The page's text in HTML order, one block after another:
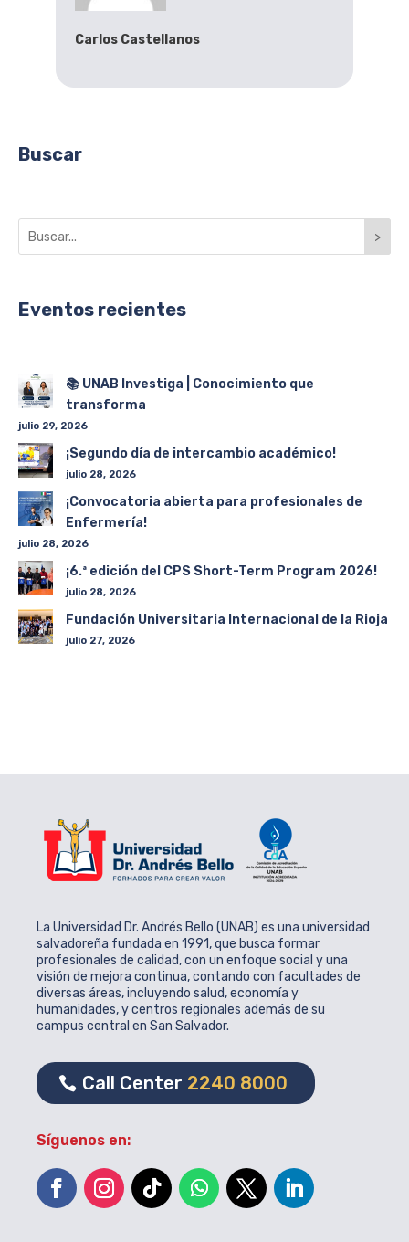
Carlos Castellanos
Buscar
>
Eventos recientes
📚 UNAB Investiga | Conocimiento que
transforma
julio 29, 2026
¡Segundo día de intercambio académico!
julio 28, 2026
¡Convocatoria abierta para profesionales de
Enfermería!
julio 28, 2026
¡6.ª edición del CPS Short-Term Program 2026!
julio 28, 2026
Fundación Universitaria Internacional de la Rioja
julio 27, 2026
La Universidad Dr. Andrés Bello (UNAB) es una universidad
salvadoreña fundada en 1991, que busca formar
profesionales de calidad, con un enfoque social y una
visión de mejora continua, contando con facultades de
diversas áreas, incluyendo salud, economía y
humanidades, y centros regionales además de su
campus central en San Salvador.
Call Center 2240 8000
Síguenos en: